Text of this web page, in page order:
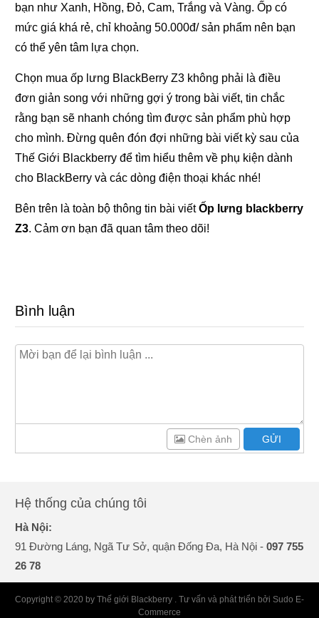
bạn như Xanh, Hồng, Đỏ, Cam, Trắng và Vàng. Ốp có
mức giá khá rẻ, chỉ khoảng 50.000đ/ sản phẩm nên bạn
có thể yên tâm lựa chọn.
Chọn mua ốp lưng BlackBerry Z3 không phải là điều
đơn giản song với những gợi ý trong bài viết, tin chắc
rằng bạn sẽ nhanh chóng tìm được sản phẩm phù hợp
cho mình. Đừng quên đón đợi những bài viết kỳ sau của
Thế Giới Blackberry để tìm hiểu thêm về phụ kiện dành
cho BlackBerry và các dòng điện thoại khác nhé!
Bên trên là toàn bộ thông tin bài viếtỐp lưng blackberry
Z3. Cảm ơn bạn đã quan tâm theo dõi!
Bình luận
GỬI
Chèn ảnh
Hệ thống của chúng tôi
Hà Nội:
91 Đường Láng, Ngã Tư Sở, quận Đống Đa, Hà Nội -097 755
26 78
Copyright © 2020 by Thế giới Blackberry . Tư vấn và phát triển bởi Sudo E-
Commerce